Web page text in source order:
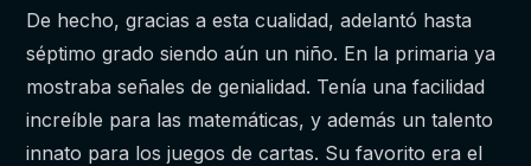
De hecho, gracias a esta cualidad, adelantó hasta
séptimo grado siendo aún un niño. En la primaria ya
mostraba señales de genialidad. Tenía una facilidad
increíble para las matemáticas, y además un talento
innato para los juegos de cartas. Su favorito era el